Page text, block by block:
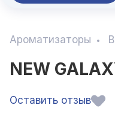
Ароматизаторы
NEW
Оставить отзыв